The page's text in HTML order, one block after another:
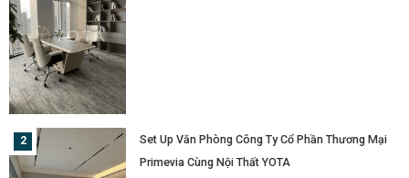
Set Up Văn Phòng Công Ty Cổ Phần Thương Mại
Primevia Cùng Nội Thất YOTA